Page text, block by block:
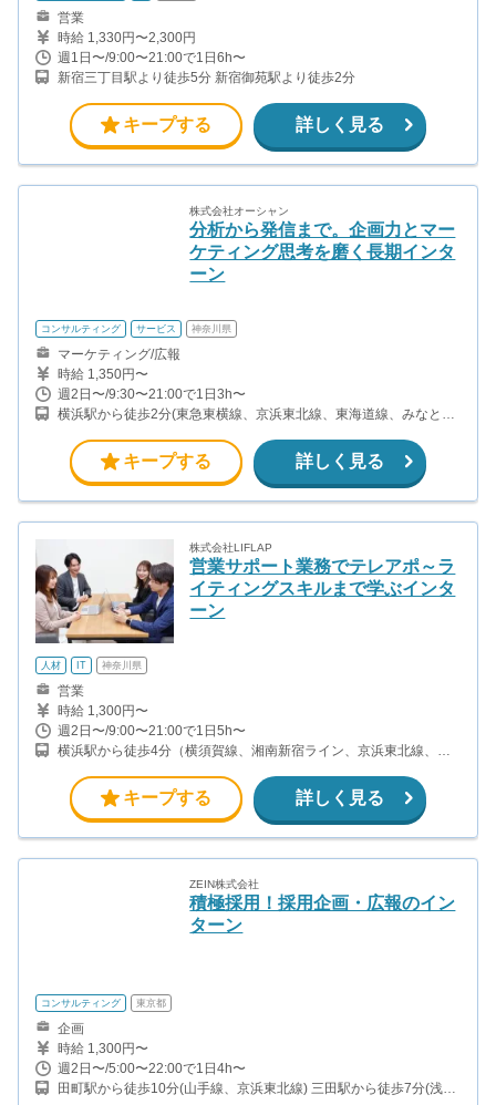
営業
時給 1,330円〜2,300円
週1日〜/9:00〜21:00で1日6h〜
新宿三丁目駅より徒歩5分 新宿御苑駅より徒歩2分
キープする 詳しく見る
株式会社オーシャン
分析から発信まで。企画力とマー
ケティング思考を磨く長期インタ
ーン
コンサルティング サービス 神奈川県
マーケティング/広報
時給 1,350円〜
週2日〜/9:30〜21:00で1日3h〜
横浜駅から徒歩2分(東急東横線、京浜東北線、東海道線、みなとみ
キープする 詳しく見る
株式会社LIFLAP
営業サポート業務でテレアポ～ラ
イティングスキルまで学ぶインタ
ーン
人材 IT 神奈川県
営業
時給 1,300円〜
週2日〜/9:00〜21:00で1日5h〜
横浜駅から徒歩4分（横須賀線、湘南新宿ライン、京浜東北線、横
キープする 詳しく見る
ZEIN株式会社
積極採用！採用企画・広報のイン
ターン
コンサルティング 東京都
企画
時給 1,300円〜
週2日〜/5:00〜22:00で1日4h〜
田町駅から徒歩10分(山手線、京浜東北線) 三田駅から徒歩7分(浅草